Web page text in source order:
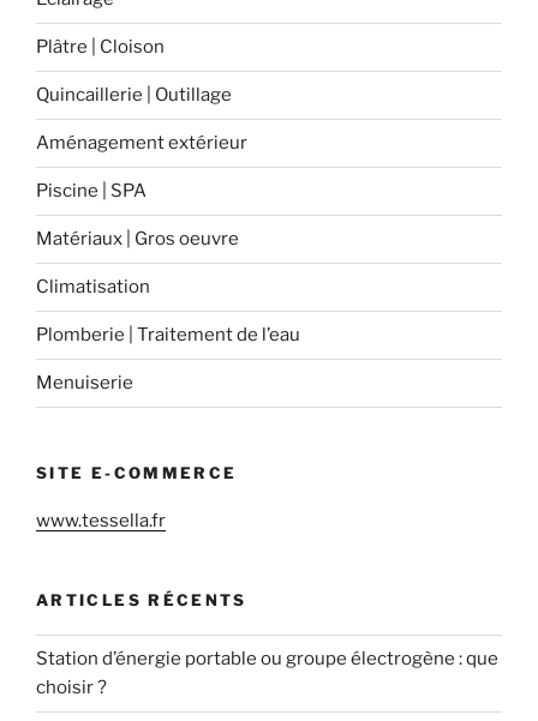
Plâtre | Cloison
Quincaillerie | Outillage
Aménagement extérieur
Piscine | SPA
Matériaux | Gros oeuvre
Climatisation
Plomberie | Traitement de l’eau
Menuiserie
SITE E-COMMERCE
www.tessella.fr
ARTICLES RÉCENTS
Station d’énergie portable ou groupe électrogène : que
choisir ?